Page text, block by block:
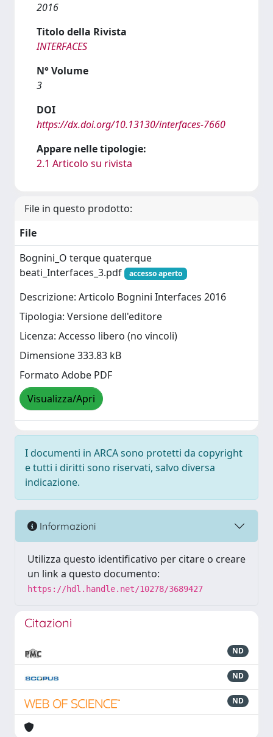
2016
Titolo della Rivista
INTERFACES
N° Volume
3
DOI
https://dx.doi.org/10.13130/interfaces-7660
Appare nelle tipologie:
2.1 Articolo su rivista
File in questo prodotto:
File
Bognini_O terque quaterque
beati_Interfaces_3.pdf
accesso aperto
Descrizione: Articolo Bognini Interfaces 2016
Tipologia: Versione dell'editore
Licenza: Accesso libero (no vincoli)
Dimensione 333.83 kB
Formato Adobe PDF
Visualizza/Apri
I documenti in ARCA sono protetti da copyright
e tutti i diritti sono riservati, salvo diversa
indicazione.
Informazioni
Utilizza questo identificativo per citare o creare
un link a questo documento:
https://hdl.handle.net/10278/3689427
Citazioni
ND
ND
ND